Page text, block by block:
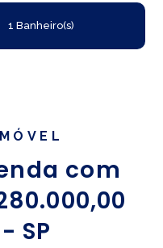
1 Banheiro(s)
com
SP